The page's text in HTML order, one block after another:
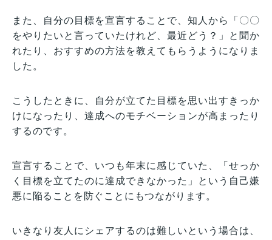
また、自分の目標を宣言することで、知人から「〇〇
をやりたいと言っていたけれど、最近どう？」と聞か
れたり、おすすめの方法を教えてもらうようになりま
した。
こうしたときに、自分が立てた目標を思い出すきっか
けになったり、達成へのモチベーションが高まったり
するのです。
宣言することで、いつも年末に感じていた、「せっか
く目標を立てたのに達成できなかった」という自己嫌
悪に陥ることを防ぐことにもつながります。
いきなり友人にシェアするのは難しいという場合は、